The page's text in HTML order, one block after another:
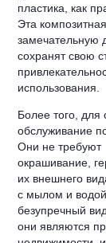
пластика, как
Эта
замечательную
сохранят свою
использования.
Более того,
обслуживание
Они не требуют
окрашивание,
их внешнего
с мылом и водой
безупречный
они являются